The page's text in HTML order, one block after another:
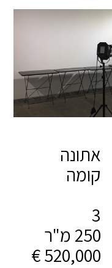
אתונה
קומה